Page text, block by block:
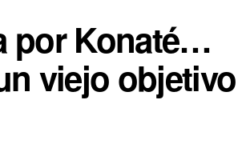
por Konaté…
viejo objetivo